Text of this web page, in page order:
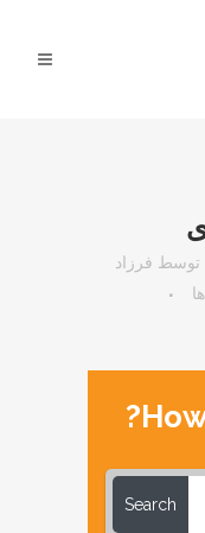
توسط فرزاد
Search